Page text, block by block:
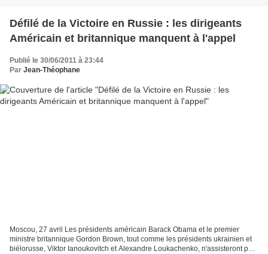
Défilé de la Victoire en Russie : les dirigeants
Américain et britannique manquent à l'appel
Publié le 30/06/2011 à 23:44
Par Jean-Théophane
Moscou, 27 avril Les présidents américain Barack Obama et le premier
ministre britannique Gordon Brown, tout comme les présidents ukrainien et
biélorusse, Viktor Ianoukovitch et Alexandre Loukachenko, n'assisteront pas